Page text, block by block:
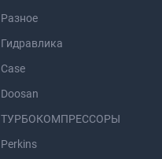
Разное
Гидравлика
Case
Doosan
ТУРБОКОМПРЕССОРЫ
Perkins